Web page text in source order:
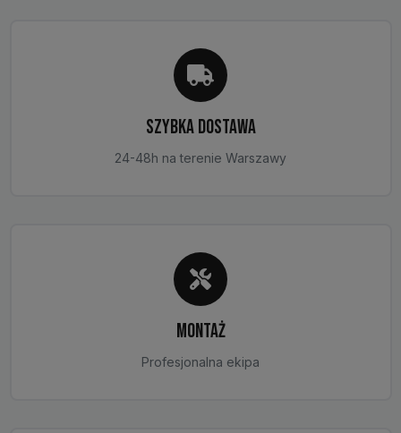
SZYBKA DOSTAWA
24-48h na terenie Warszawy
MONTAŻ
Profesjonalna ekipa